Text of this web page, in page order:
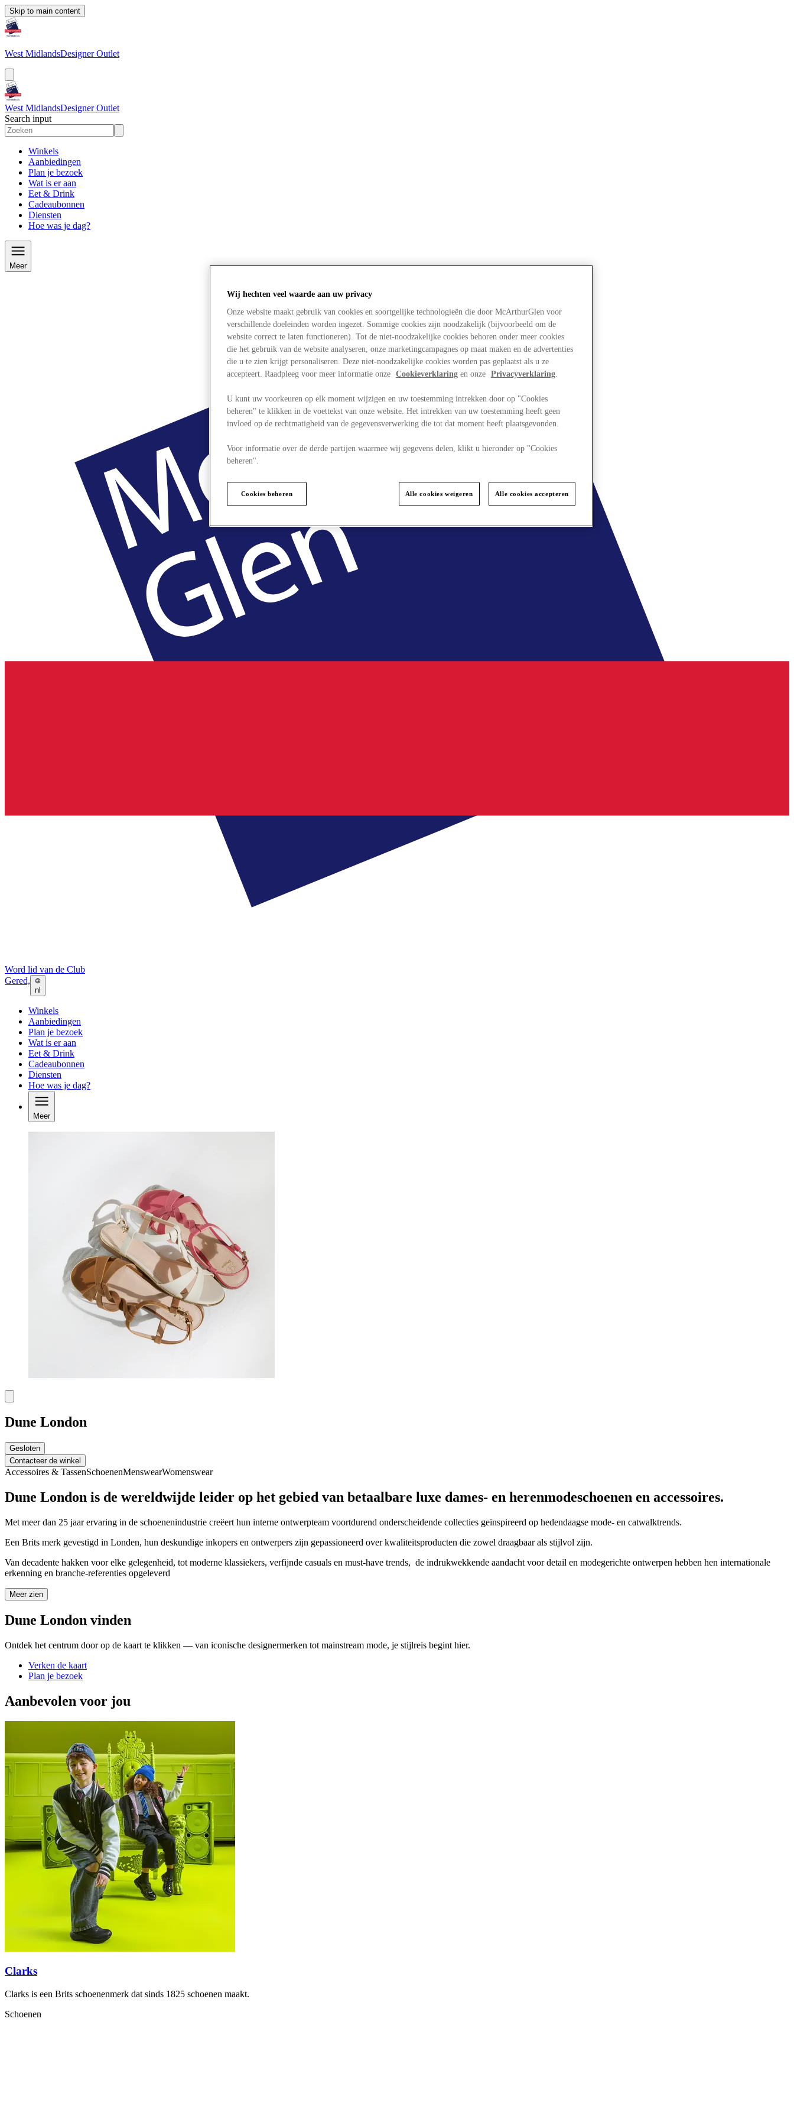
Skip to main content
West MidlandsDesigner Outlet
West MidlandsDesigner Outlet
Search input
Winkels
Aanbiedingen
Plan je bezoek
Wat is er aan
Eet & Drink
Cadeaubonnen
Diensten
Hoe was je dag?
Meer
Word lid van de Club
Gered,
nl
Winkels
Aanbiedingen
Plan je bezoek
Wat is er aan
Eet & Drink
Cadeaubonnen
Diensten
Hoe was je dag?
Meer
Dune London
Gesloten
Contacteer de winkel
Accessoires & TassenSchoenenMenswearWomenswear
Dune London is de wereldwijde leider op het gebied van betaalbare luxe dames- en herenmodeschoenen en accessoires.
Met meer dan 25 jaar ervaring in de schoenenindustrie creëert hun interne ontwerpteam voortdurend onderscheidende collecties geïnspireerd op hedendaagse mode- en catwalktrends.
Een Brits merk gevestigd in Londen, hun deskundige inkopers en ontwerpers zijn gepassioneerd over kwaliteitsproducten die zowel draagbaar als stijlvol zijn.
Van decadente hakken voor elke gelegenheid, tot moderne klassiekers, verfijnde casuals en must-have trends, de indrukwekkende aandacht voor detail en modegerichte ontwerpen hebben hen internationale
erkenning en branche-referenties opgeleverd
Meer zien
Dune London vinden
Ontdek het centrum door op de kaart te klikken — van iconische designermerken tot mainstream mode, je stijlreis begint hier.
Verken de kaart
Plan je bezoek
Aanbevolen voor jou
Clarks
Clarks is een Brits schoenenmerk dat sinds 1825 schoenen maakt.
Schoenen
Wij hechten veel waarde aan uw privacy
Onze website maakt gebruik van cookies en soortgelijke technologieën die door McArthurGlen voor
verschillende doeleinden worden ingezet. Sommige cookies zijn noodzakelijk (bijvoorbeeld om de
website correct te laten functioneren). Tot de niet-noodzakelijke cookies behoren onder meer cookies
die het gebruik van de website analyseren, onze marketingcampagnes op maat maken en de advertenties
die u te zien krijgt personaliseren. Deze niet-noodzakelijke cookies worden pas geplaatst als u ze
accepteert. Raadpleeg voor meer informatie onze Cookieverklaring en onze Privacyverklaring.
U kunt uw voorkeuren op elk moment wijzigen en uw toestemming intrekken door op "Cookies
beheren" te klikken in de voettekst van onze website. Het intrekken van uw toestemming heeft geen
invloed op de rechtmatigheid van de gegevensverwerking die tot dat moment heeft plaatsgevonden.
Voor informatie over de derde partijen waarmee wij gegevens delen, klikt u hieronder op "Cookies
beheren".
Cookies beheren Alle cookies weigeren Alle cookies accepteren